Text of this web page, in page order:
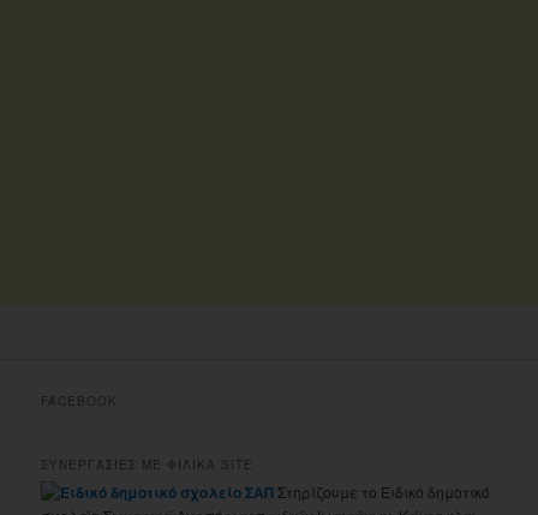
FACEBOOK
ΣΥΝΕΡΓΑΣΙΕΣ ΜΕ ΦΙΛΙΚΑ SITE
Στηρίζουμε το Ειδικό δημοτικό